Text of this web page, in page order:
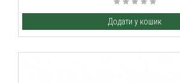
Додати у кошик